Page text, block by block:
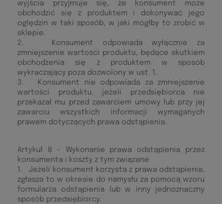
wyjścia przyjmuje się, że konsument może
obchodzić się z produktem i dokonywać jego
oględzin w taki sposób, w jaki mógłby to zrobić w
sklepie.
2. Konsument odpowiada wyłącznie za
zmniejszenie wartości produktu, będące skutkiem
obchodzenia się z produktem w sposób
wykraczający poza dozwolony w ust. 1.
3. Konsument nie odpowiada za zmniejszenie
wartości produktu, jeżeli przedsiębiorca nie
przekazał mu przed zawarciem umowy lub przy jej
zawarciu wszystkich informacji wymaganych
prawem dotyczących prawa odstąpienia.
Artykuł 8 – Wykonanie prawa odstąpienia przez
konsumenta i koszty z tym związane
1. Jeżeli konsument korzysta z prawa odstąpienia,
zgłasza to w okresie do namysłu za pomocą wzoru
formularza odstąpienia lub w inny jednoznaczny
sposób przedsiębiorcy.